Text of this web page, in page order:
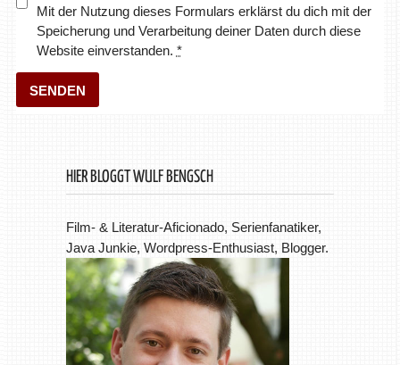
Mit der Nutzung dieses Formulars erklärst du dich mit der
Speicherung und Verarbeitung deiner Daten durch diese
Website einverstanden. *
HIER BLOGGT WULF BENGSCH
Film- & Literatur-Aficionado, Serienfanatiker,
Java Junkie, Wordpress-Enthusiast, Blogger.